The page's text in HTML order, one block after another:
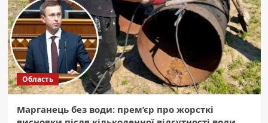
Область
Марганець без води: прем’єр про жорсткі